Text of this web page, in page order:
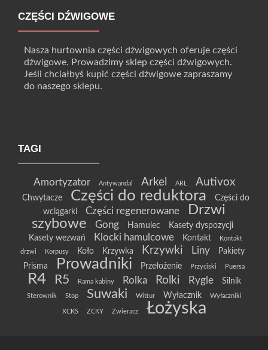
CZĘŚCI DŹWIGOWE
Nasza hurtownia części dźwigowych oferuje części
dźwigowe. Prowadzimy sklep części dźwigowych.
Jeśli chciałbyś kupić części dźwigowe zapraszamy
do naszego sklepu.
TAGI
Amortyzator Antywandal Arkel ARL Autivox
Chwytacze Części do reduktora
Części do
wciągarki
Części regenerowane
Drzwi
szybowe
Gong Hamulec
Kasety dyspozycji
Kasety wezwań
Klocki hamulcowe Kontakt
Kontakt
drzwi
Korpusy Koło Krzywka Krzywki Liny
Pakiety
Prisma
Prowadniki Przełożenie Przyciski Puersa
R4 R5 Rama kabiny Rolka Rolki Rygle Silnik
Sterownik Stop Suwaki Wittur Wyłacznik Wyłaczniki
XCKS ZCKY Zwieracz Łożyska